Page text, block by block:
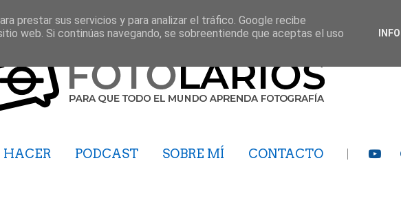
HACER PODCAST SOBRE MÍ CONTACTO
prestar sus servicios y para analizar el tráfico. Google recibe
web. Si continúas navegando, se sobreentiende que aceptas el uso